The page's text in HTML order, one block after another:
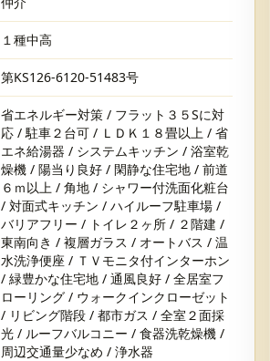
１種中高
第KS126-6120-51483号
省エネルギー対策 / フラット３５Sに対
応 / 駐車２台可 / ＬＤＫ１８畳以上 / 省
エネ給湯器 / システムキッチン / 浴室乾
燥機 / 陽当り良好 / 閑静な住宅地 / 前道
６ｍ以上 / 角地 / シャワー付洗面化粧台
/ 対面式キッチン / ハイルーフ駐車場 /
バリアフリー / トイレ２ヶ所 / ２階建 /
東南向き / 複層ガラス / オートバス / 温
水洗浄便座 / ＴＶモニタ付インターホン
/ 緑豊かな住宅地 / 通風良好 / 全居室フ
ローリング / ウォークインクローゼット
/ リビング階段 / 都市ガス / 全室２面採
光 / ルーフバルコニー / 食器洗乾燥機 /
周辺交通量少なめ / 浄水器